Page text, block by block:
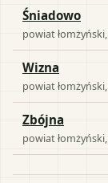
Śniadowo
powiatłomżyński
Wizna
powiatłomżyński
Zbójna
powiatłomżyński